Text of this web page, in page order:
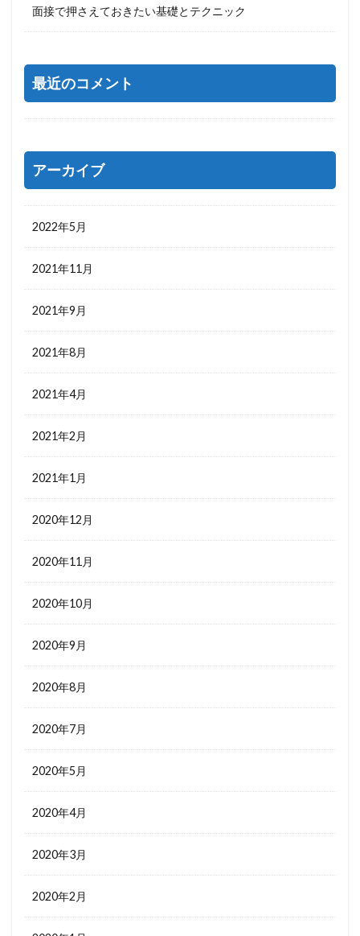
面接で押さえておきたい基礎とテクニック
最近のコメント
アーカイブ
2022年5月
2021年11月
2021年9月
2021年8月
2021年4月
2021年2月
2021年1月
2020年12月
2020年11月
2020年10月
2020年9月
2020年8月
2020年7月
2020年5月
2020年4月
2020年3月
2020年2月